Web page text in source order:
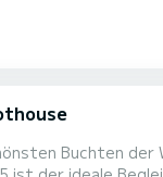
Buchten